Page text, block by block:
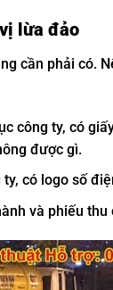
lừa đảo
cần phải có.
công ty, có
được gì.
có logo số
và phiếu